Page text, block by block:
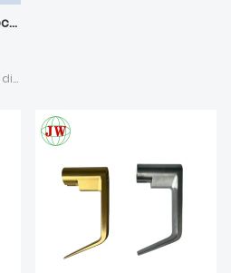
Innovatives ungiftiges Kochgeschirr revolutioniert das kulinarische Erlebnis
Fertigungsschritten der Form,
der strukturellen Komplexität
den Präzisionsstandards und
dem verfügbaren CNC-
Bearbeitungsspielraum ab.
Nicht behobene Gussfehler wie
Lufteinschlüsse und
Gratbildung erfordern